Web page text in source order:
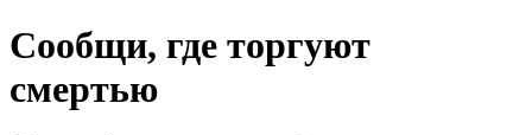
Сообщи, где торгуют
смертью